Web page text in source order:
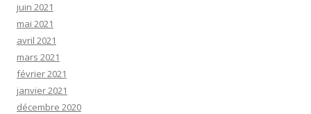
juin 2021
mai 2021
avril 2021
mars 2021
février 2021
janvier 2021
décembre 2020